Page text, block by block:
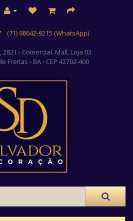
(71) 98642-9215 (WhatsApp)
- Comercial. Mall, Loja 03
Freitas - BA - CEP 42702-400